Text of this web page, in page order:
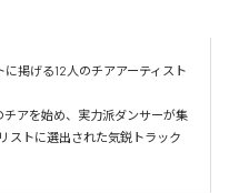
に掲げる12人のチアアーティスト
アを始め、実力派ダンサーが集
ストに選出された気鋭トラック